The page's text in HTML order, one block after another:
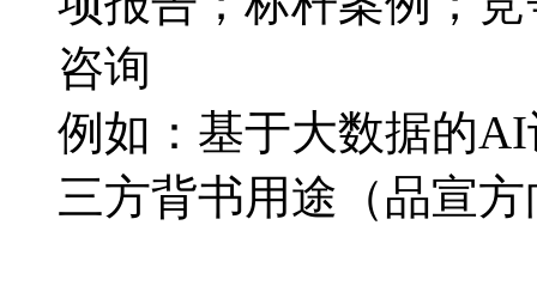
咨询
例如：基于大数据的
三方背书用途（品宣